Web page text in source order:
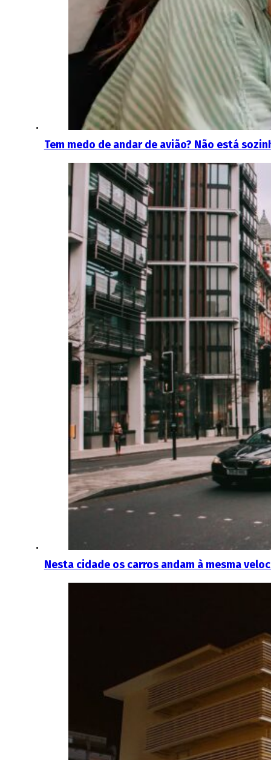
Tem medo de andar de avião? Não está
Nesta cidade os carros andam à mesma